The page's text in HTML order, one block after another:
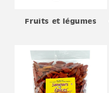
Fruits et légumes